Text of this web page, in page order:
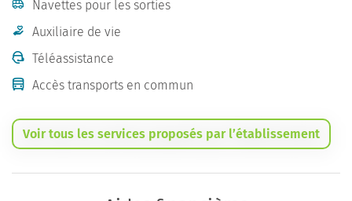
Navettes pour les sorties
Auxiliaire de vie
Téléassistance
Accès transports en commun
Voir tous les services proposés par l’établissement